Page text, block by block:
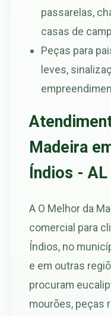
passarelas,
casas de
Peças para
leves,
Madeira
Índios - AL
A O Melhor da
comercial para
Índios, no
e em outras
procuram
mourões, peças